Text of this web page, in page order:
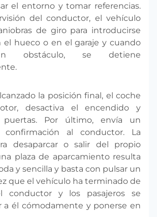
el entorno y tomar referencias.
del conductor, el vehículo
de giro para introducirse
el hueco o en el garaje y cuando
obstáculo, se detiene
la posición final, el coche
desactiva el encendido y
puertas. Por último, envía un
confirmación al conductor. La
desaparcar o salir del propio
plaza de aparcamiento resulta
y sencilla y basta con pulsar un
que el vehículo ha terminado de
conductor y los pasajeros se
a él cómodamente y ponerse en